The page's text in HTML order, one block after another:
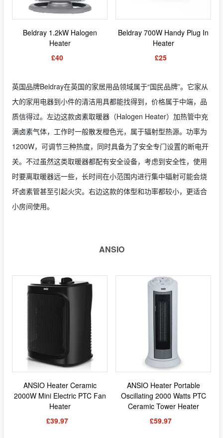
Beldray 1.2kW Halogen
Heater
£40
Beldray 700W Handy Plug In
Heater
£25
英国品牌Beldray在英国的家居用品领域属于“国民品牌”。它家从
大的家用电器到小件的清洁用具都能找得到，价格属于中端，品
质信得过。左边这款卤素取暖器（Halogen Heater）加热管中充
满卤素气体，工作时一般散发橙色光，属于辐射型热源。功率为
1200W，可调节三种热度，同时具备为了安全专门设置的断电开
关。不过虽然这类取暖器都配有安全设备，考虑到安全性，使用
时要离取暖器远一些，长时间在小范围内进行集中辐射可能会烧
坏卤素管甚至引起火灾。右边这款的体型和功率都较小，更适合
小房间使用。
ANSIO
ANSIO Heater Ceramic
2000W Mini Electric PTC Fan
Heater
£39.97
ANSIO Heater Portable
Oscillating 2000 Watts PTC
Ceramic Tower Heater
£59.97